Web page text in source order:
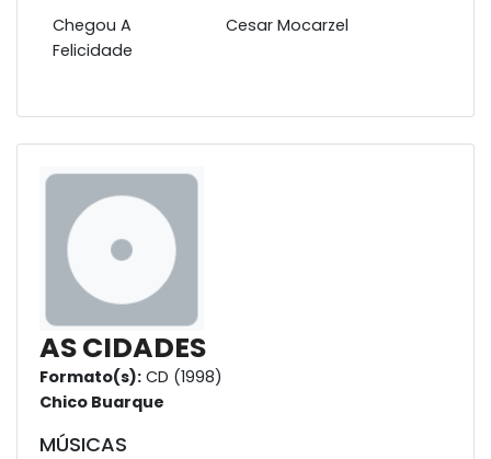
Chegou A
Felicidade
Cesar Mocarzel
AS CIDADES
Formato(s): CD (1998)
Chico Buarque
MÚSICAS